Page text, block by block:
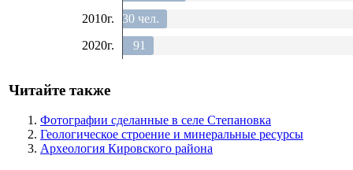
2010г.
2020г.
130 чел.
91
Читайте также
Фотографии сделанные в селе Степановка
Геологическое строение и минеральные ресурсы
Археология Кировского района